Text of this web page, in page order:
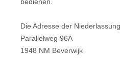
Die Adresse der
Parallelweg 96A
1948 NM Beverwijk